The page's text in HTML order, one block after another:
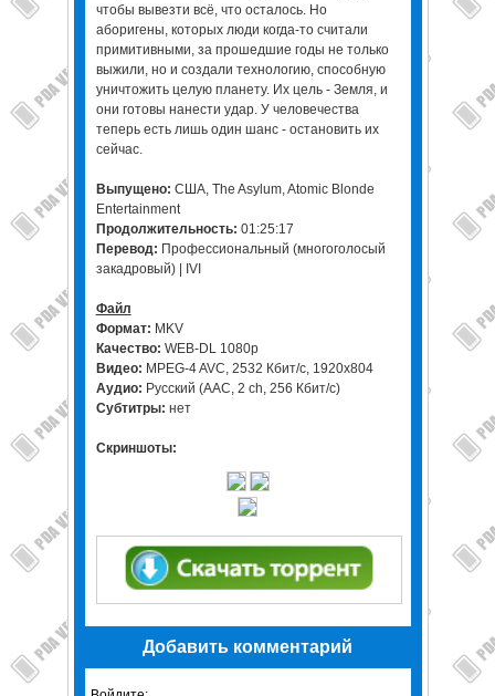
чтобы вывезти всё, что осталось. Но
аборигены, которых люди когда-то считали
примитивными, за прошедшие годы не только
выжили, но и создали технологию, способную
уничтожить целую планету. Их цель - Земля, и
они готовы нанести удар. У человечества
теперь есть лишь один шанс - остановить их
сейчас.
Выпущено: США, The Asylum, Atomic Blonde
Entertainment
Продолжительность: 01:25:17
Перевод: Профессиональный (многоголосый
закадровый) | IVI
Файл
Формат: MKV
Качество: WEB-DL 1080p
Видео: MPEG-4 AVC, 2532 Кбит/с, 1920x804
Аудио: Русский (AAC, 2 ch, 256 Кбит/с)
Субтитры: нет
Скриншоты:
Добавить комментарий